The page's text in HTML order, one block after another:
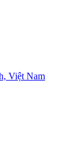
Việt Nam